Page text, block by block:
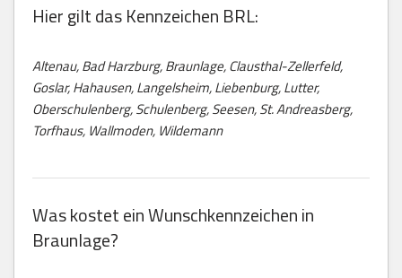
Hier gilt das Kennzeichen BRL:
Altenau, Bad Harzburg, Braunlage, Clausthal-Zellerfeld,
Goslar, Hahausen, Langelsheim, Liebenburg, Lutter,
Oberschulenberg, Schulenberg, Seesen, St. Andreasberg,
Torfhaus, Wallmoden, Wildemann
Was kostet ein Wunschkennzeichen in
Braunlage?